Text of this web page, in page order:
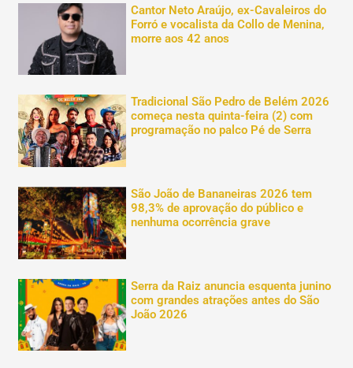
Cantor Neto Araújo, ex-Cavaleiros do
Forró e vocalista da Collo de Menina,
morre aos 42 anos
Tradicional São Pedro de Belém 2026
começa nesta quinta-feira (2) com
programação no palco Pé de Serra
São João de Bananeiras 2026 tem
98,3% de aprovação do público e
nenhuma ocorrência grave
Serra da Raiz anuncia esquenta junino
com grandes atrações antes do São
João 2026